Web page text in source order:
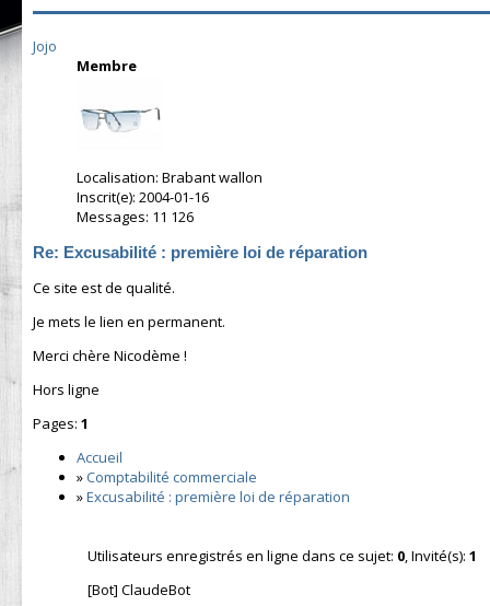
Jojo
Membre
Localisation: Brabant wallon
Inscrit(e): 2004-01-16
Messages: 11 126
Re: Excusabilité : première loi de réparation
Ce site est de qualité.
Je mets le lien en permanent.
Merci chère Nicodème !
Hors ligne
Pages: 1
Accueil
»Comptabilité commerciale
»Excusabilité : première loi de réparation
Utilisateurs enregistrés en ligne dans ce sujet: 0, Invité(s): 1
[Bot] ClaudeBot